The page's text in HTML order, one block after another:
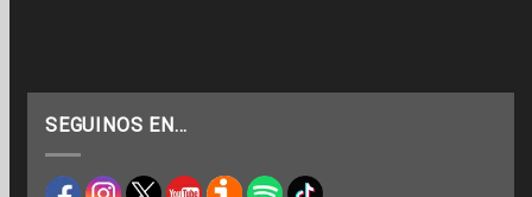
SEGUINOS EN…